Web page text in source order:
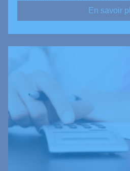
En savoir